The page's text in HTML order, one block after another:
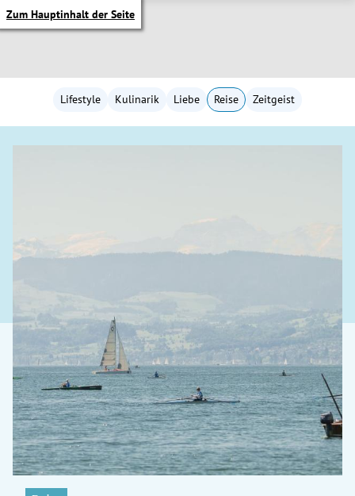
Zum Hauptinhalt der Seite
Untermenü
Untermenü
Untermenü
Untermenü
Untermenü
Lifestyle Kulinarik Liebe Reise Zeitgeist